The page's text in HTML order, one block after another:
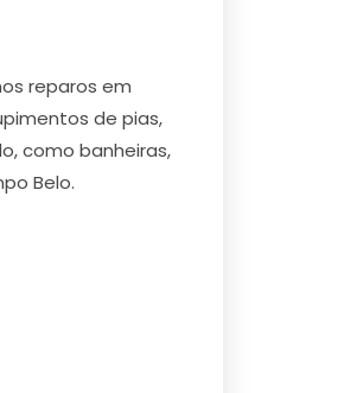
reparos em
de pias,
como banheiras,
Belo.